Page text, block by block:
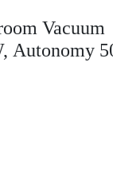
Vacuum
Autonomy